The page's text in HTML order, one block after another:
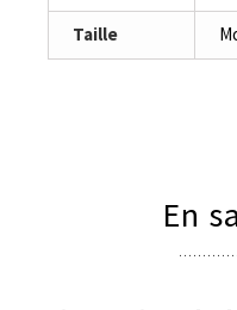
Taille
En